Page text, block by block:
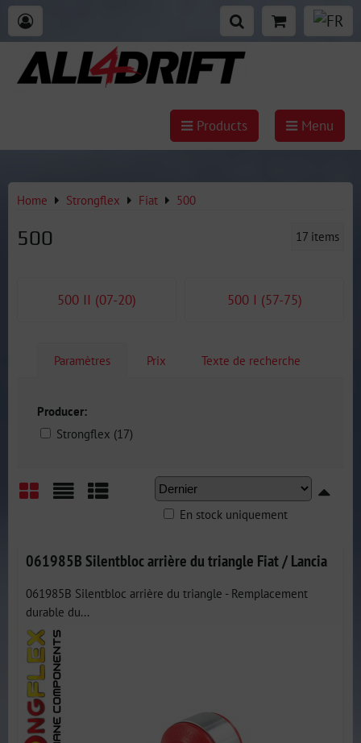
Products Menu
Home Strongflex Fiat 500
500 17 items
500 II (07-20) 500 I (57-75)
Paramètres Prix Texte de recherche
Producer:
Strongflex (17)
En stock uniquement
061985B Silentbloc arrière du triangle Fiat / Lancia
061985B Silentbloc arrière du triangle - Remplacement
durable du...